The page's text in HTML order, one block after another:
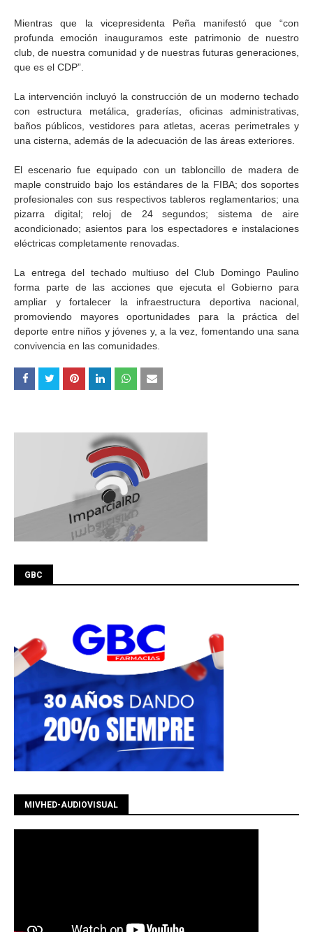
Mientras que la vicepresidenta Peña manifestó que “con
profunda emoción inauguramos este patrimonio de nuestro
club, de nuestra comunidad y de nuestras futuras generaciones,
que es el CDP”.
La intervención incluyó la construcción de un moderno techado
con estructura metálica, graderías, oficinas administrativas,
baños públicos, vestidores para atletas, aceras perimetrales y
una cisterna, además de la adecuación de las áreas exteriores.
El escenario fue equipado con un tabloncillo de madera de
maple construido bajo los estándares de la FIBA; dos soportes
profesionales con sus respectivos tableros reglamentarios; una
pizarra digital; reloj de 24 segundos; sistema de aire
acondicionado; asientos para los espectadores e instalaciones
eléctricas completamente renovadas.
La entrega del techado multiuso del Club Domingo Paulino
forma parte de las acciones que ejecuta el Gobierno para
ampliar y fortalecer la infraestructura deportiva nacional,
promoviendo mayores oportunidades para la práctica del
deporte entre niños y jóvenes y, a la vez, fomentando una sana
convivencia en las comunidades.
GBC
MIVHED-AUDIOVISUAL